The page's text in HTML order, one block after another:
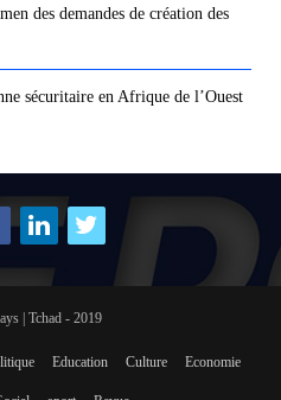
des demandes de création des
sécuritaire en Afrique de l’Ouest
| Tchad - 2019
Education Culture Economie